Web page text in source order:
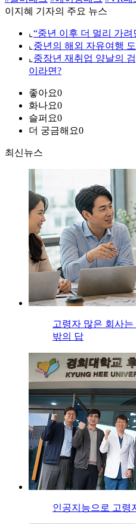
이지혜 기자의 주요 뉴스
⌞ “중년 이후 더 멀리 가
⌞ 중년의 해외 자유여행
⌞ 중장년 재취업 양날의
이라면?
좋아요0
화나요0
슬퍼요0
더 궁금해요0
최신뉴스
고령자 많은 회사
밖의 답
인공지능으로 고령